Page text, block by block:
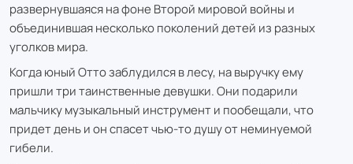
развернувшаяся на фоне Второй мировой войны и
объединившая несколько поколений детей из разных
уголков мира.
Когда юный Отто заблудился в лесу, на выручку ему
пришли три таинственные девушки. Они подарили
мальчику музыкальный инструмент и пообещали, что
придет день и он спасет чью-то душу от неминуемой
гибели.